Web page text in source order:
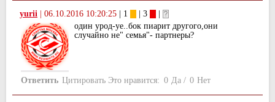
yurii | 06.10.2016 10:20:25 | 1 | 3
|
один урод-уе..бок пиарит другого,они
случайно не" семья"- партнеры?
Ответить Цитировать Это нравится: 0 Да / 0 Нет